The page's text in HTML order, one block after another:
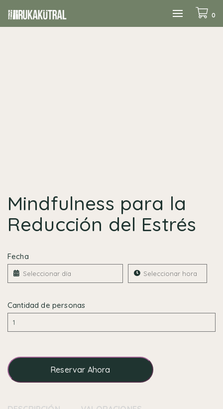
Alternar
navegación
0
Mindfulness para la
Reducción del Estrés
Fecha
Cantidad de personas
Reservar Ahora